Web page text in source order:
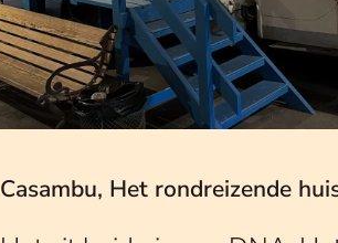
Casambu, Het rondreizende